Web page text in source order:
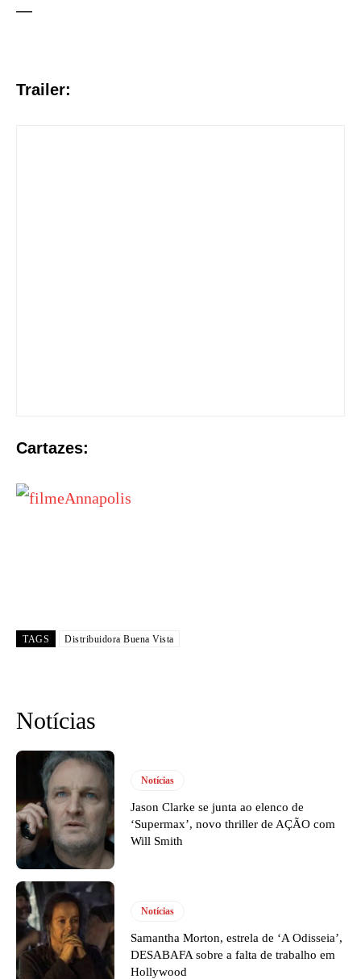
—
Trailer:
Cartazes:
TAGS Distribuidora Buena Vista
Notícias
Notícias
Jason Clarke se junta ao elenco de
‘Supermax’, novo thriller de AÇÃO com
Will Smith
Notícias
Samantha Morton, estrela de ‘A Odisseia’,
DESABAFA sobre a falta de trabalho em
Hollywood